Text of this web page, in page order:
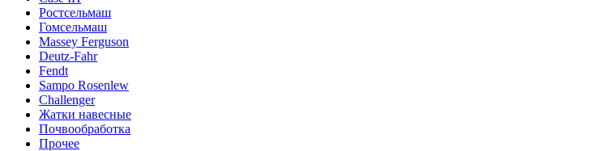
Ростсельмаш
Гомсельмаш
Massey Ferguson
Deutz-Fahr
Fendt
Sampo Rosenlew
Challenger
Жатки навесные
Почвообработка
Прочее